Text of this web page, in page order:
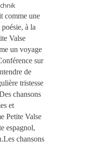
comme une
à la
Valse
un voyage
sur
de
tristesse
chansons
et
Petite Valse
espagnol,
Les chansons